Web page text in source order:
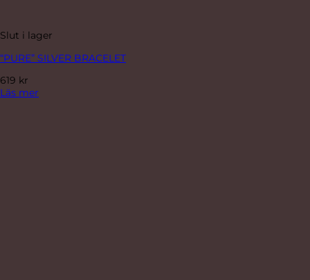
Slut i lager
“PURE” SILVER BRACELET
619 kr
Läs mer